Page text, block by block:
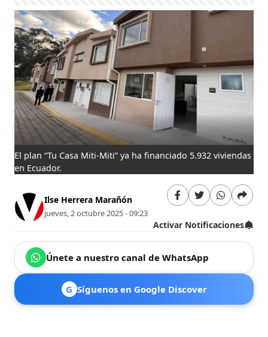
El plan “Tu Casa Miti-Miti” ya ha financiado 5.932 viviendas
en Ecuador.
Ilse Herrera Marañón
jueves, 2 octubre 2025 - 09:23
Activar Notificaciones
Únete a nuestro canal de WhatsApp
G Síguenos en Google Discover